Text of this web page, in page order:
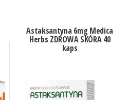
Astaksantyna 6mg Medica
Herbs ZDROWA SKÓRA 40
kaps